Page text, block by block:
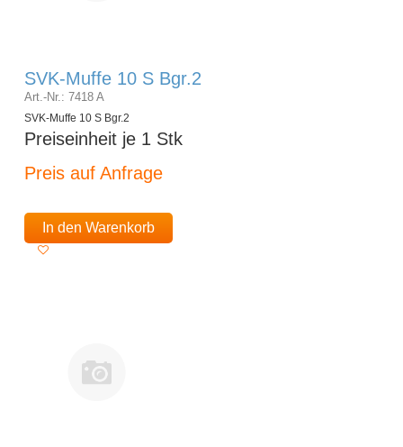
SVK-Muffe 10 S Bgr.2
Art.-Nr.: 7418 A
SVK-Muffe 10 S Bgr.2
Preiseinheit je 1 Stk
Preis auf Anfrage
In den Warenkorb